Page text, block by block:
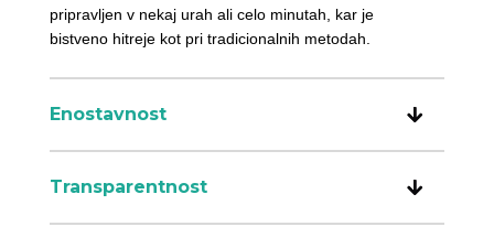
pripravljen v nekaj urah ali celo minutah, kar je
bistveno hitreje kot pri tradicionalnih metodah.
Enostavnost
Transparentnost